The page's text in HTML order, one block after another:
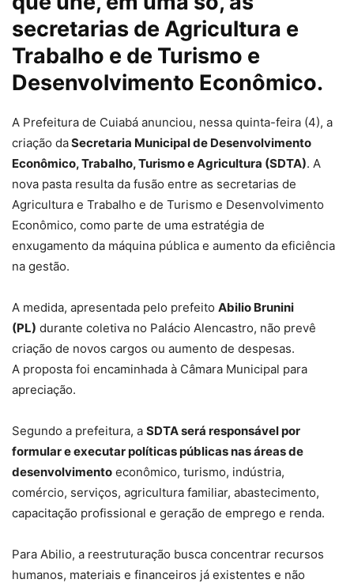
secretarias de Agricultura e
Trabalho e de Turismo e
Desenvolvimento Econômico.
A Prefeitura de Cuiabá anunciou, nessa quinta-feira (4), a
criação daSecretaria Municipal de Desenvolvimento
Econômico, Trabalho, Turismo e Agricultura (SDTA). A
nova pasta resulta da fusão entre as secretarias de
Agricultura e Trabalho e de Turismo e Desenvolvimento
Econômico, como parte de uma estratégia de
enxugamento da máquina pública e aumento da eficiência
na gestão.
A medida, apresentada pelo prefeito Abilio Brunini
(PL) durante coletiva no Palácio Alencastro, não prevê
criação de novos cargos ou aumento de despesas.
A proposta foi encaminhada à Câmara Municipal para
apreciação.
Segundo a prefeitura, a SDTA será responsável por
formular e executar políticas públicas nas áreas de
desenvolvimento econômico, turismo, indústria,
comércio, serviços, agricultura familiar, abastecimento,
capacitação profissional e geração de emprego e renda.
Para Abilio, a reestruturação busca concentrar recursos
humanos, materiais e financeiros já existentes e não